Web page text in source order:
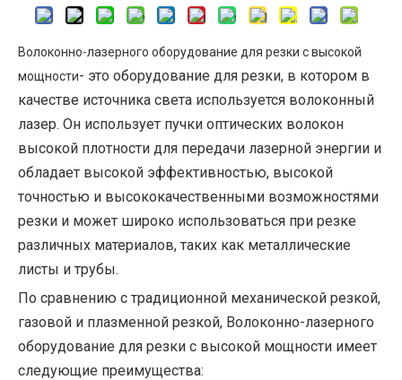
Волоконно-лазерного оборудование для резки с высокой
мощности- это оборудование для резки, в котором в
качестве источника света используется волоконный
лазер. Он использует пучки оптических волокон
высокой плотности для передачи лазерной энергии и
обладает высокой эффективностью, высокой
точностью и высококачественными возможностями
резки и может широко использоваться при резке
различных материалов, таких как металлические
листы и трубы.
По сравнению с традиционной механической резкой,
газовой и плазменной резкой, Волоконно-лазерного
оборудование для резки с высокой мощности имеет
следующие преимущества: